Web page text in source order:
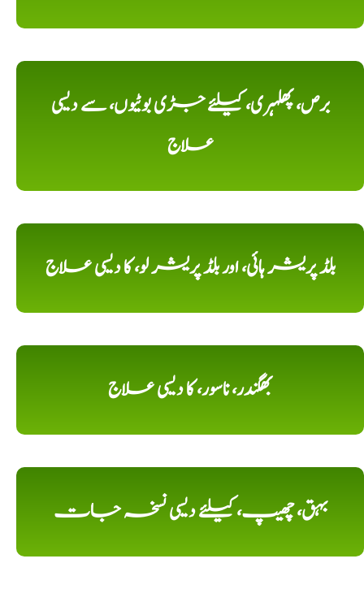
برص، پھلہری، کیلئے جڑی بوٹیوں، سے دیسی
علاج
بلڈ پریشر ہائی، اور بلڈ پریشر لو، کا دیسی علاج
بھگندر، ناسور، کا دیسی علاج
بہق، چھیپ، کیلئے دیسی نسخہ جات